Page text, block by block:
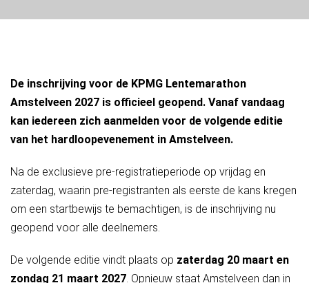
De inschrijving voor de KPMG Lentemarathon
Amstelveen 2027 is officieel geopend. Vanaf vandaag
kan iedereen zich aanmelden voor de volgende editie
van het hardloopevenement in Amstelveen.
Na de exclusieve pre-registratieperiode op vrijdag en
zaterdag, waarin pre-registranten als eerste de kans kregen
om een startbewijs te bemachtigen, is de inschrijving nu
geopend voor alle deelnemers.
De volgende editie vindt plaats op zaterdag 20 maart en
zondag 21 maart 2027. Opnieuw staat Amstelveen dan in